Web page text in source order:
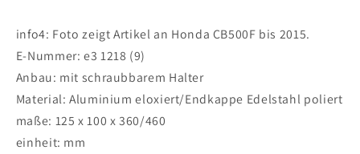
info4: Foto zeigt Artikel an Honda CB500F bis 2015.
E-Nummer: e3 1218 (9)
Anbau: mit schraubbarem Halter
Material: Aluminium eloxiert/Endkappe Edelstahl poliert
maße: 125 x 100 x 360/460
einheit: mm